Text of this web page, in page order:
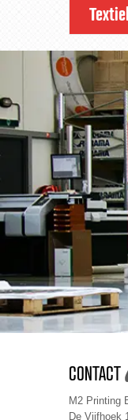
CONTACT
M2 Printing
De Vijfhoek